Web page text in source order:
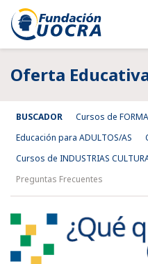
Oferta
BUSCADOR
Cursos de
Educación para ADULTOS/AS
Cursos de INDUSTRIAS
Preguntas Frecuentes